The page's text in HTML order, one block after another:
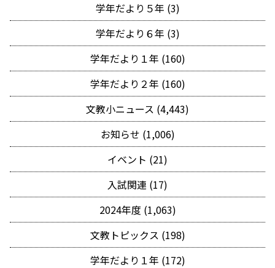
学年だより５年 (3)
学年だより６年 (3)
学年だより１年 (160)
学年だより２年 (160)
文教小ニュース (4,443)
お知らせ (1,006)
イベント (21)
入試関連 (17)
2024年度 (1,063)
文教トピックス (198)
学年だより１年 (172)